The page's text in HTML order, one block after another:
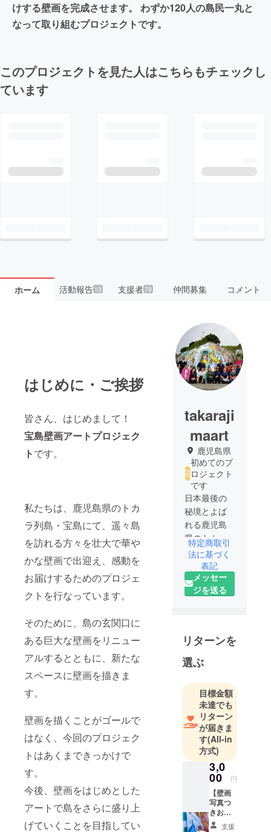
けする壁画を完成させます。 わずか120人の島民一丸と
なって取り組むプロジェクトです。
このプロジェクトを見た人はこちらもチェックし
ています
ホーム 活動報告13 支援者79 仲間募集 コメント
はじめに・ご挨拶
皆さん、はじめまして！
宝島壁画アートプロジェク
トです。
私たちは、鹿児島県のトカ
ラ列島・宝島にて、遥々島
を訪れる方々を壮大で華や
かな壁画で出迎え、感動を
お届けするためのプロジェ
クトを行なっています。
そのために、島の玄関口に
ある巨大な壁画をリニュー
アルするとともに、新たな
スペースに壁画を描きま
す。
壁画を描くことがゴールで
はなく、今回のプロジェク
トはあくまできっかけで
す。
今後、壁画をはじめとした
アートで島をさらに盛り上
げていくことを目指してい
takaraji
maart
鹿児島県
初めてのプ
ロジェクト
です
日本最後の
秘境とよば
れる鹿児島
県のトカラ
列島最南
端・宝島
で、アート
で島を盛り
特定商取引
法に基づく
表記
メッセー
ジを送る
リターンを
選ぶ
目標金額
未達でも
リターン
が届きま
す(All-in
方式)
3,0
00 円
【壁画
写真つ
きお礼
メー支援